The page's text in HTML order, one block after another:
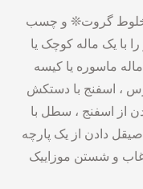
مخلوط گروت❊ و چسب
با یک ماله کوچک یا
ماسوره یا کیسه
، اسفنج با دستکش
از اسفنج ، سطل با
دادن از یک پارچه
و شستن موزاییک